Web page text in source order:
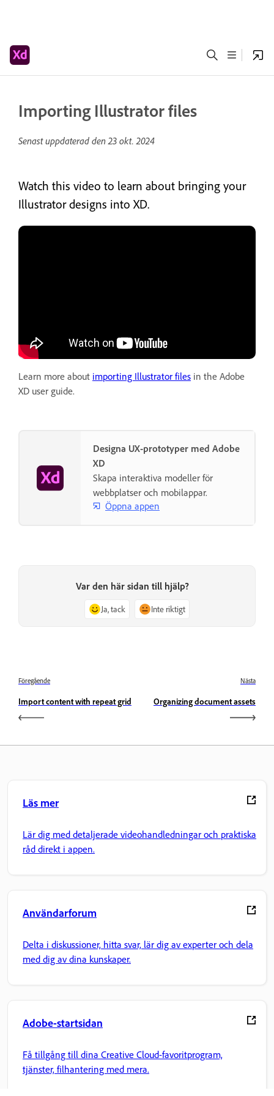
Importing Illustrator files
Senast uppdaterad den23 okt. 2024
Watch this video to learn about bringing your
Illustrator designs into XD.
Learn more about importing Illustrator files in the Adobe
XD user guide.
Designa UX-prototyper med Adobe
XD
Skapa interaktiva modeller för
webbplatser och mobilappar.
Öppna appen
Var den här sidan till hjälp?
Ja, tack Inte riktigt
Föregående
Import content with repeat grid
Nästa
Organizing document assets
Läs mer
Lär dig med detaljerade videohandledningar och praktiska
råd direkt i appen.
Användarforum
Delta i diskussioner, hitta svar, lär dig av experter och dela
med dig av dina kunskaper.
Adobe-startsidan
Få tillgång till dina Creative Cloud-favoritprogram,
tjänster, filhantering med mera.